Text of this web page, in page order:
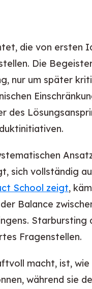
die von ersten
Die
nur um später
des
sich vollständig
School zeigt,
Balance
Starbursting
Fragenstellen.
macht, ist,
während sie